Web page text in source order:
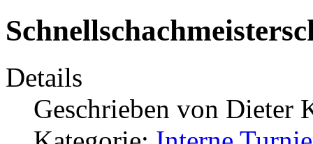
Details
Geschrieben von Dieter